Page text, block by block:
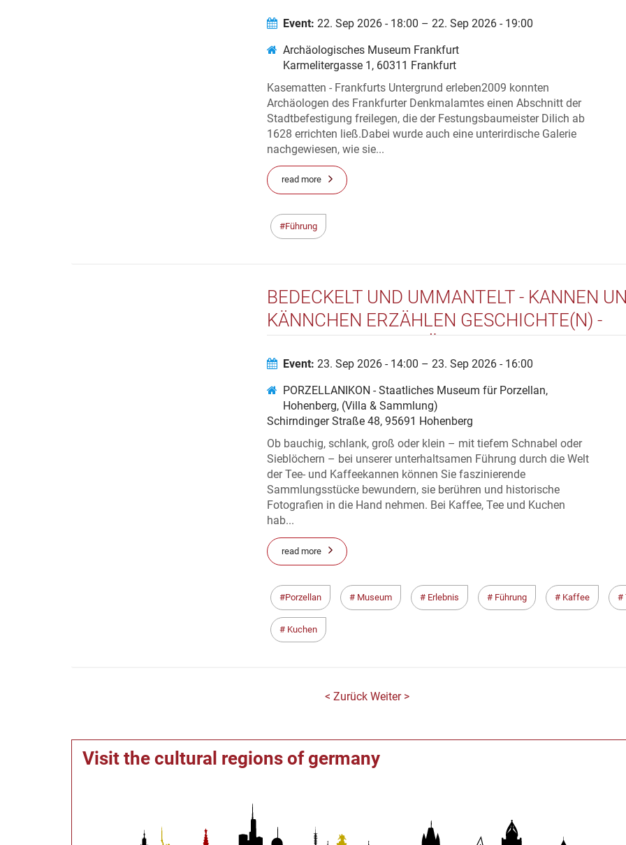
Event: 22. Sep 2026 - 18:00 – 22. Sep 2026 - 19:00
Archäologisches Museum Frankfurt
Karmelitergasse 1, 60311 Frankfurt
Kasematten - Frankfurts Untergrund erleben2009 konnten
Archäologen des Frankfurter Denkmalamtes einen Abschnitt der
Stadtbefestigung freilegen, die der Festungsbaumeister Dilich ab
1628 errichten ließ.Dabei wurde auch eine unterirdische Galerie
nachgewiesen, wie sie...
read more
Führung
BEDECKELT UND UMMANTELT - KANNEN
KÄNNCHEN ERZÄHLEN GESCHICHTE(N) -
DEMENZ
Event: 23. Sep 2026 - 14:00 – 23. Sep 2026 - 16:00
PORZELLANIKON - Staatliches Museum für Porzellan,
Hohenberg, (Villa & Sammlung)
Schirndinger Straße 48, 95691 Hohenberg
Ob bauchig, schlank, groß oder klein – mit tiefem Schnabel oder
Sieblöchern – bei unserer unterhaltsamen Führung durch die Welt
der Tee- und Kaffeekannen können Sie faszinierende
Sammlungsstücke bewundern, sie berühren und historische
Fotografien in die Hand nehmen. Bei Kaffee, Tee und Kuchen
hab...
read more
Porzellan Museum Erlebnis Führung Kaffee
Kuchen
< ZurückWeiter >
Visit the cultural regions of germany